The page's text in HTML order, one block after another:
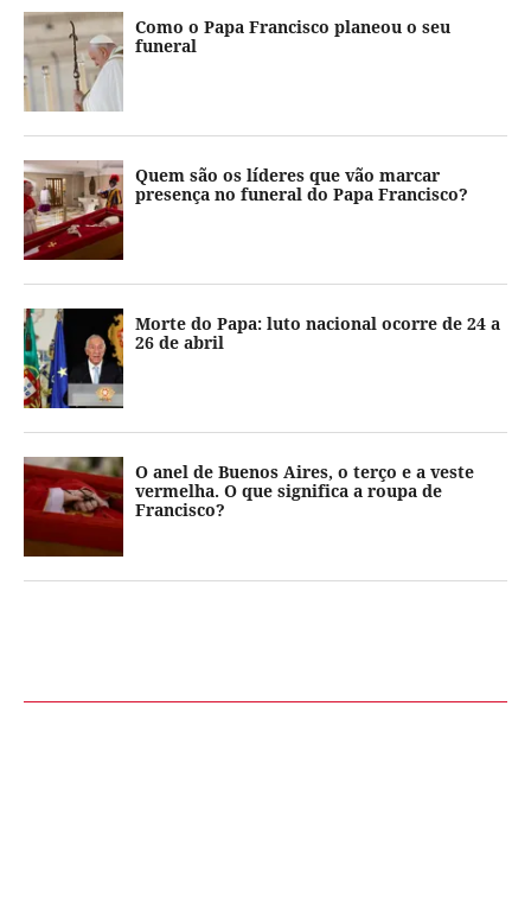
Como o Papa Francisco planeou o seu
funeral
Quem são os líderes que vão marcar
presença no funeral do Papa Francisco?
Morte do Papa: luto nacional ocorre de 24 a
26 de abril
O anel de Buenos Aires, o terço e a veste
vermelha. O que significa a roupa de
Francisco?